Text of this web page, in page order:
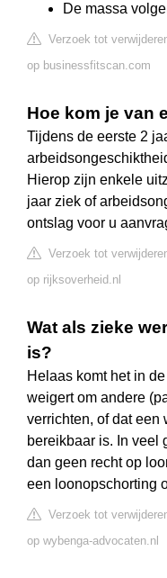
De massa
Verzoek tot
op businessfitscan.com
Hoe kom je van
Tijdens de eerste 2
Hierop zijn enkele
jaar ziek of
ontslag voor u
Verzoek tot
op rijksoverheid.nl
Wat als zieke
is?
Helaas komt het in
weigert om andere
verrichten, of dat een
bereikbaar is. In veel
dan geen recht op
een loonopschorting
Verzoek tot
op wybenga-advocaten.nl